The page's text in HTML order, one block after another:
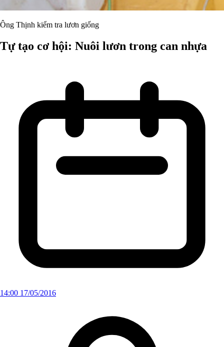
Ông Thịnh kiểm tra lươn giống
Tự tạo cơ hội: Nuôi lươn trong can nhựa
14:00 17/05/2016